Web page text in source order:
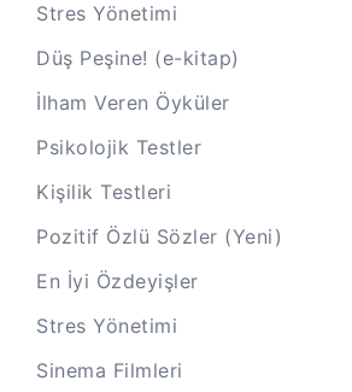
Stres Yönetimi
Düş Peşine! (e-kitap)
İlham Veren Öyküler
Psikolojik Testler
Kişilik Testleri
Pozitif Özlü Sözler (Yeni)
En İyi Özdeyişler
Stres Yönetimi
Sinema Filmleri